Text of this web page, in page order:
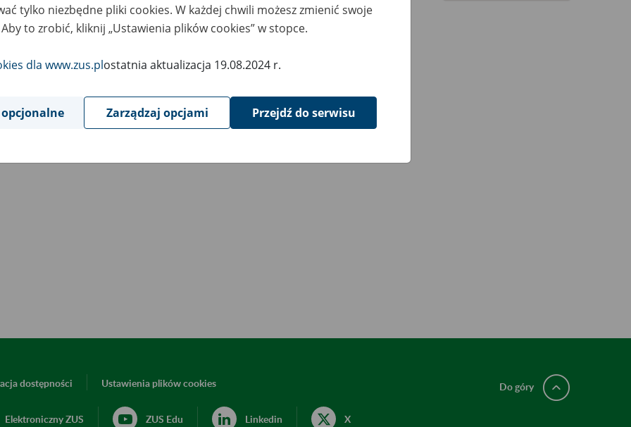
uwagi można przesyłać poprzezformularz
Wyświetl wszystkie
dostępności Ustawienia plików cookies
Elektroniczny ZUS ZUS Edu Linkedin X
Do góry
tylko niezbędne pliki cookies. W każdej chwili możesz zmienić swoje
to zrobić, kliknij „Ustawienia plików cookies” w stopce.
dla www.zus.plostatnia aktualizacja 19.08.2024 r.
Zarządzaj opcjami Przejdź do serwisu